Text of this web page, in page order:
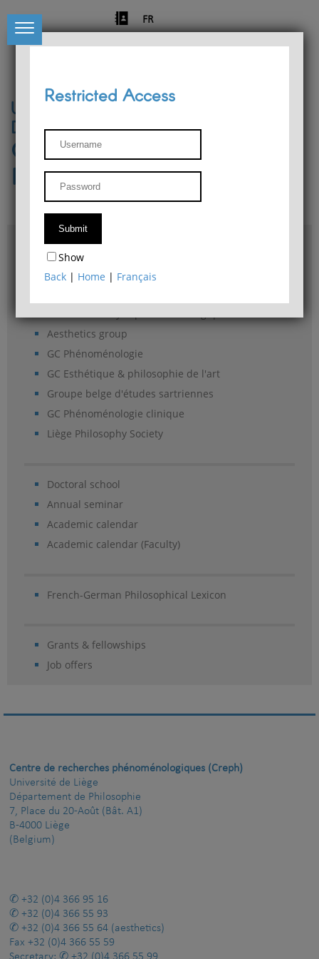
FR
University of Liège
Départment of Philosophy
Center for Phenomenological
Research
Access & maps
Philosophy Department Library
Aesthetics group
GC Phénoménologie
GC Esthétique & philosophie de l'art
Groupe belge d'études sartriennes
GC Phénoménologie clinique
Liège Philosophy Society
Doctoral school
Annual seminar
Academic calendar
Academic calendar (Faculty)
French-German Philosophical Lexicon
Grants & fellowships
Job offers
Restricted Access
Show
Back | Home | Français
Centre de recherches phénoménologiques (Creph)
Université de Liège
Département de Philosophie
7, Place du 20-Août (Bât. A1)
B-4000 Liège
(Belgium)
+32 (0)4 366 95 16
+32 (0)4 366 55 93
+32 (0)4 366 55 64 (aesthetics)
Fax +32 (0)4 366 55 59